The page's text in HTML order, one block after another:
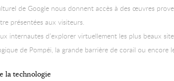
de Google nous donnent accès à des œuvres
présentées aux visiteurs.
internautes d’explorer virtuellement les plus beaux
de Pompéi, la grande barrière de corail ou encore
la technologie